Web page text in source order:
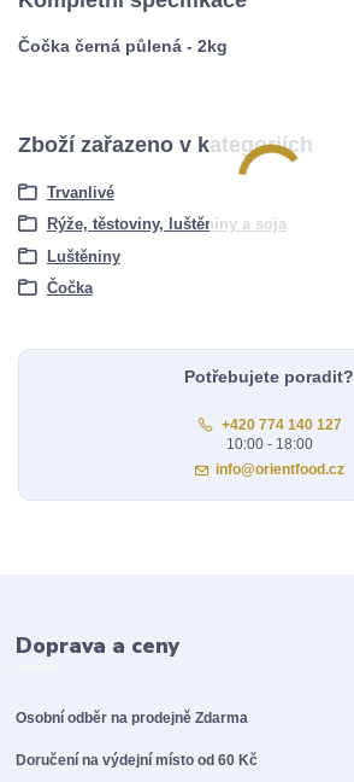
Čočka černá půlená - 2kg
Zboží zařazeno v kategoriích
Trvanlivé
Rýže, těstoviny, luštěniny a soja
Luštěniny
Čočka
Potřebujete poradit?
+420 774 140 127
10:00 - 18:00
info@orientfood.cz
Doprava a ceny
Osobní odběr na prodejněZdarma
Doručení na výdejní místo od 60 Kč